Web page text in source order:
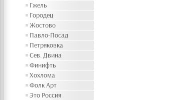
Гжель
Городец
Жостово
Павло-Посад
Петряковка
Сев. Двина
Финифть
Хохлома
Фолк Арт
Это Россия